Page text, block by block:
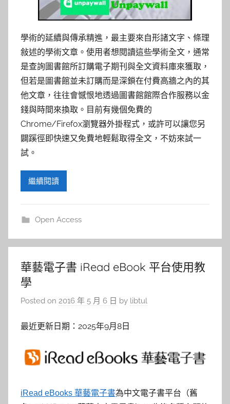
學術的延續與傳承精進，最主要來自形諸文字、條理
敍述的學術文章。使用者想閱讀這些學術全文，通常
是查詢圖書館所訂購電子期刊與全文資料庫來獲取，
但若是圖書館並未訂購而是深鎖在付費高牆之內的其
他文章，往往會憾恨地透過圖書館館際合作服務以金
錢與時間來換取。目前有幾個免費的
Chrome/Firefox瀏覽器外掛程式，或許可以讓您另
闢蹊徑即快速又免費地輕鬆取得全文，不妨來試一
試。
繼續閱讀
Open Access
華藝電子書 iRead eBook 平台使用教
學
Posted on 2016 年 5 月 6 日 by libtul
最近更新日期：2025年9月8日
iRead eBooks 華藝電子書為中文電子書平台（舊